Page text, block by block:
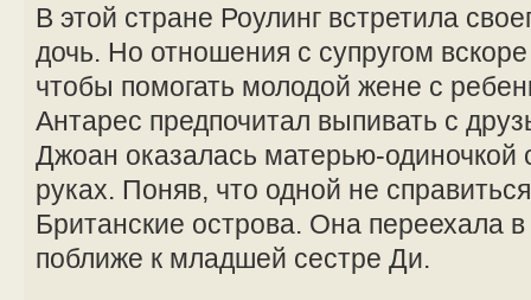
В этой стране Роулинг встретила
дочь. Но отношения с супругом
чтобы помогать молодой жене с
Антарес предпочитал выпивать с
Джоан оказалась матерью-одиночкой
руках. Поняв, что одной не
Британские острова. Она переехала
поближе к младшей сестре Ди.